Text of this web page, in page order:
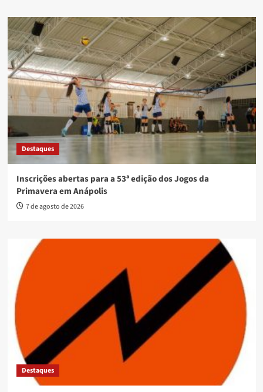
Destaques
Inscrições abertas para a 53ª edição dos Jogos da
Primavera em Anápolis
7 de agosto de 2026
Destaques